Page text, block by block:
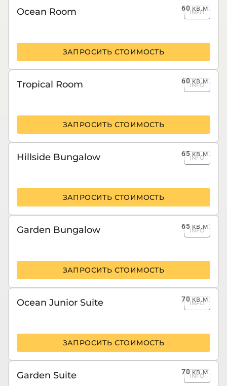
60кв.м.
Ocean Room INFO
ЗАПРОСИТЬ СТОИМОСТЬ
60кв.м.
Tropical Room INFO
ЗАПРОСИТЬ СТОИМОСТЬ
65кв.м.
Hillside Bungalow INFO
ЗАПРОСИТЬ СТОИМОСТЬ
65кв.м.
Garden Bungalow INFO
ЗАПРОСИТЬ СТОИМОСТЬ
70кв.м.
Ocean Junior Suite INFO
ЗАПРОСИТЬ СТОИМОСТЬ
70кв.м.
Garden Suite INFO